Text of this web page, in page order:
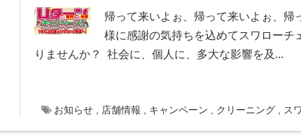
帰って来いよぉ、帰って来いよぉ、
様に感謝の気持ちを込めてスワローチ
りませんか？ 社会に、個人に、多大な影響を及...
お知らせ 店舗情報 キャンペーン クリーニング ス